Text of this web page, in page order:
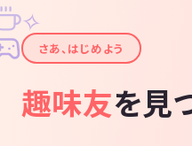
✦
✧
さあ、はじめよう
趣味友を見